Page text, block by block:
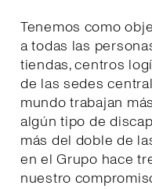
Tenemos como
a todas las
tiendas, centros
de las sedes
mundo trabajan
algún tipo de
más del doble de
en el Grupo hace
nuestro